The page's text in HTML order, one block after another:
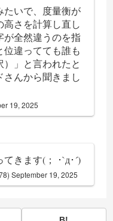
たいで、度量衡が
高さを計算し直し
が全然違うのを指
違ってても誰も
」と言われたと
んから聞きまし
19, 2025
きます(； ･`д･´)
September 19, 2025